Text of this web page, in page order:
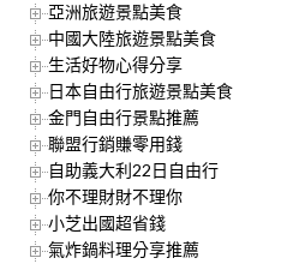
亞洲旅遊景點美食
中國大陸旅遊景點美食
生活好物心得分享
日本自由行旅遊景點美食
金門自由行景點推薦
聯盟行銷賺零用錢
自助義大利22日自由行
你不理財財不理你
小芝出國超省錢
氣炸鍋料理分享推薦